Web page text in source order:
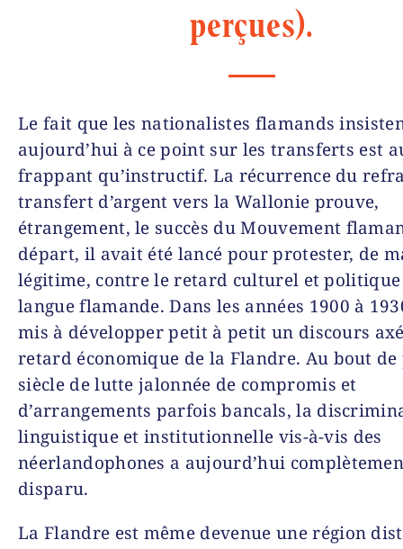
perçues).
Le fait que les nationalistes flamands
aujourd’hui à ce point sur les transferts est
frappant qu’instructif. La récurrence du
transfert d’argent vers la Wallonie prouve,
étrangement, le succès du Mouvement
départ, il avait été lancé pour protester, de
légitime, contre le retard culturel et
langue flamande. Dans les années 1900 à
mis à développer petit à petit un discours
retard économique de la Flandre. Au bout de
siècle de lutte jalonnée de compromis et
d’arrangements parfois bancals, la
linguistique et institutionnelle vis-à-vis des
néerlandophones a aujourd’hui
disparu.
La Flandre est même devenue une région